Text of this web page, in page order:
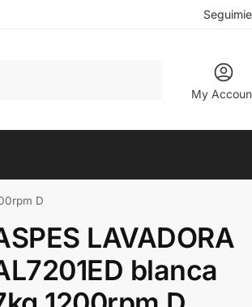
My
D
LAVADORA
blanca